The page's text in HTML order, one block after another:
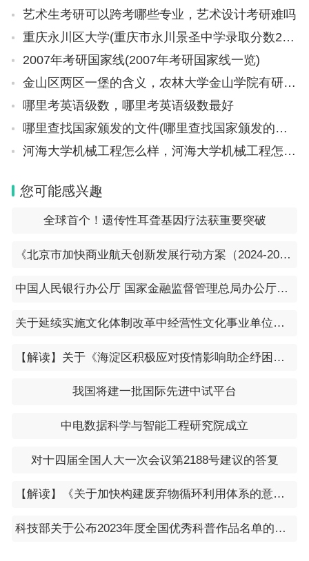
艺术生考研可以跨考哪些专业，艺术设计考研难吗
重庆永川区大学(重庆市永川景圣中学录取分数2023)
2007年考研国家线(2007年考研国家线一览)
金山区两区一堡的含义，农林大学金山学院有研究生吗
哪里考英语级数，哪里考英语级数最好
哪里查找国家颁发的文件(哪里查找国家颁发的文件信息)
河海大学机械工程怎么样，河海大学机械工程怎么样知乎
您可能感兴趣
全球首个！遗传性耳聋基因疗法获重要突破
《北京市加快商业航天创新发展行动方案（2024-2028年）》
中国人民银行办公厅 国家金融监督管理总局办公厅关于做好经营性物业贷款管理的通知
关于延续实施文化体制改革中经营性文化事业单位转制为企业有关税收政策的公告（2023年第71号）
【解读】关于《海淀区积极应对疫情影响助企纾困的若干措施》的问答解读
我国将建一批国际先进中试平台
中电数据科学与智能工程研究院成立
对十四届全国人大一次会议第2188号建议的答复
【解读】《关于加快构建废弃物循环利用体系的意见》
科技部关于公布2023年度全国优秀科普作品名单的通知